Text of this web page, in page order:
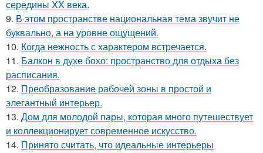
середины XX века.
9. В этом пространстве национальная тема звучит не
буквально, а на уровне ощущений.
10. Когда нежность с характером встречается.
11. Балкон в духе бохо: пространство для отдыха без
расписания.
12. Преобразование рабочей зоны в простой и
элегантный интерьер.
13. Дом для молодой пары, которая много путешествует
и коллекционирует современное искусство.
14. Принято считать, что идеальные интерьеры